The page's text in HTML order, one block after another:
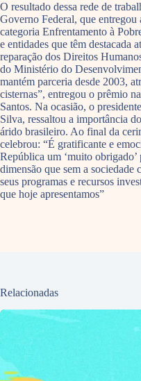
O resultado dessa rede de
Governo Federal, que
categoria Enfrentamento à
e entidades que têm destacada
reparação dos Direitos
do Ministério do
mantém parceria desde 2003,
cisternas”, entregou o prêmio
Santos. Na ocasião, o
Silva, ressaltou a importância
árido brasileiro. Ao final da
celebrou: “É gratificante e
República um ‘muito
dimensão que sem a
seus programas e recursos
que hoje apresentamos”
Relacionadas